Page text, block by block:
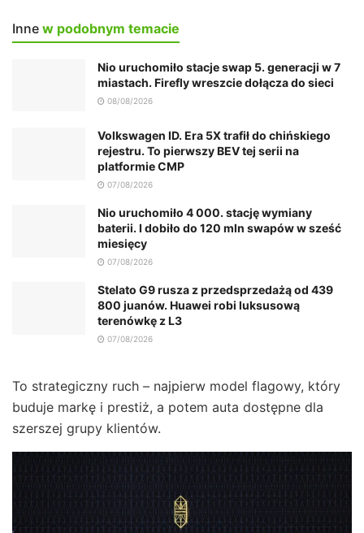
Inne w podobnym temacie
Nio uruchomiło stacje swap 5. generacji w 7
miastach. Firefly wreszcie dołącza do sieci
08/08/2026
Volkswagen ID. Era 5X trafił do chińskiego
rejestru. To pierwszy BEV tej serii na
platformie CMP
07/08/2026
Nio uruchomiło 4 000. stację wymiany
baterii. I dobiło do 120 mln swapów w sześć
miesięcy
07/08/2026
Stelato G9 rusza z przedsprzedażą od 439
800 juanów. Huawei robi luksusową
terenówkę z L3
07/08/2026
To strategiczny ruch – najpierw model flagowy, który
buduje markę i prestiż, a potem auta dostępne dla
szerszej grupy klientów.